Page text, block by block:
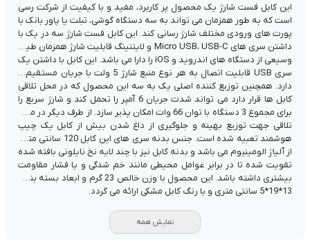
این کابل فست شارژ یک محصول پر کاربرد، مفید و با کیفیت از شرکت رسی
است که به طور همزمان می تواند به سه دستگاه گوشی، تبلت یا پاور بانک با
پورت های ورودی مختلف شارژ رسانی کند. این کابل فست شارژ سه در یک با
داشتن سری های Micro USB، USB-C و لایتنینگ قابلیت شارژ همزمان طیف
وسیعی از دستگاه های اندروید و iOS را دارا می باشد. این کابل با داشتن یک
سری USB قابلیت اتصال به هر نوع منبع شارژ 5 ولت با جریان مستقیم را
دارد. همچنین توزیع کننده اصلی یک به سه این محصول که در محل تلاقی
کابل ها قرار دارد می تواند شدت جریان 6 آمپر را تحمل کند و شارژ سریع را
برای مجموع 3 دستگاه با توان 66 وات امکان پذیر سازد. از طرف دیگر در محل
تلاقی جهت توزیع بهینه و جلوگیری از داغ شدن بیش از کابل یک چیپ
هوشمند تعبیه شده است. جنس بدنه سری های این کابل 120 سانتی متری
از آلیاژ الومینیوم می باشد و بدنه کابل نیز با چند لایه نخ نایلونی بافته شده
تقویت شده تا در برابر عوامل محیطی مانند خم شدگی و یا فشار مقاومت
بیشتری داشته باشد. این محصول با وزن خالص 23 گرم و ابعاد بسته بندی
13*19*5 سانتی متری و با رنگ کابل مشکی ارائه می گردد.
نمایش همه